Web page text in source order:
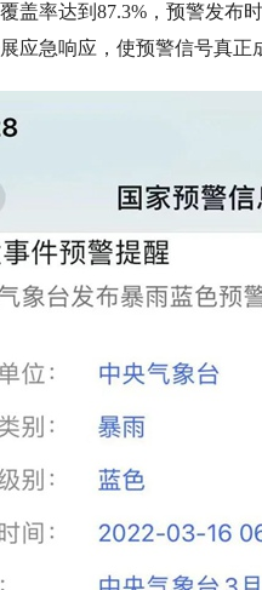
盖率达到87.3%，预警发布
应急响应，使预警信号真正